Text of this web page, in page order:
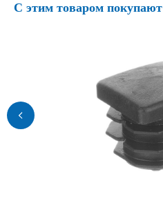
С этим товаром покупают